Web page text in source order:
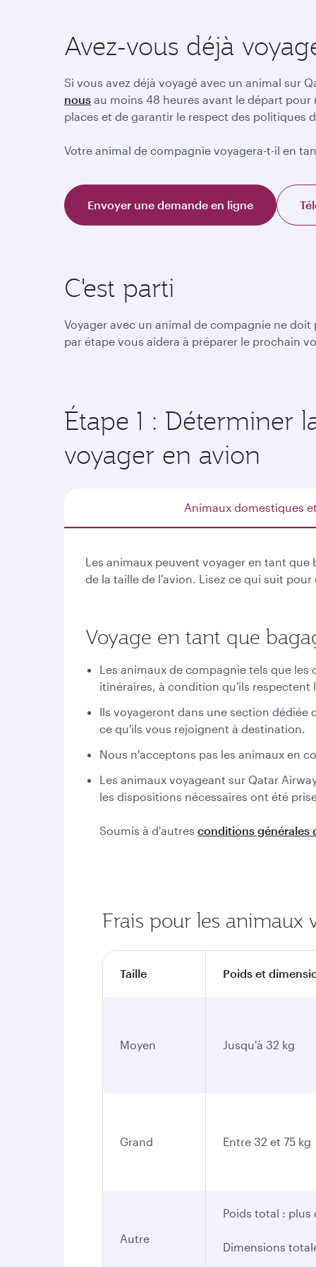
Avez-vous déjà
Si vous avez déjà voyagé avec un animal sur
nous au moins 48 heures avant le départ
places et de garantir le respect des politiques
Votre animal de compagnie voyagera-t-il en
Envoyer une demande en ligne
C'est parti
Voyager avec un animal de compagnie ne
par étape vous aidera à préparer le prochain
Étape 1 : Déterminer
voyager en avion
Animaux domestiques
Les animaux peuvent voyager en tant
de la taille de l'avion. Lisez ce qui suit
Voyage en tant que
Les animaux de compagnie tels que
itinéraires, à condition qu'ils respectent
Ils voyageront dans une section
ce qu'ils vous rejoignent à destination.
Nous n'acceptons pas les animaux en
Les animaux voyageant sur Qatar
les dispositions nécessaires ont été
Soumis à d'autres conditions générales
Frais pour les animaux
Taille Poids et
Moyen Jusqu'à 32 kg
Grand Entre 32 et 75 kg
Autre
Poids total : plus
Dimensions